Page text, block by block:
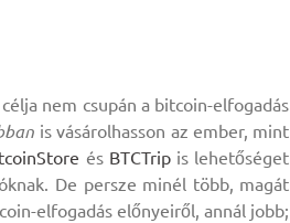
nem csupán a bitcoin-elfogadás
is vásárolhasson az ember, mint
és BTCTripis lehetőséget
De persze minél több, magát
elfogadás előnyeiről, annál jobb;